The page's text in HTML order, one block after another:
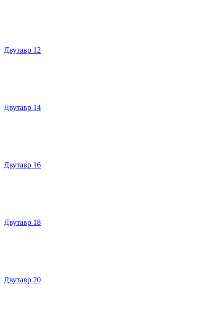
Двутавр 12
Двутавр 14
Двутавр 16
Двутавр 18
Двутавр 20